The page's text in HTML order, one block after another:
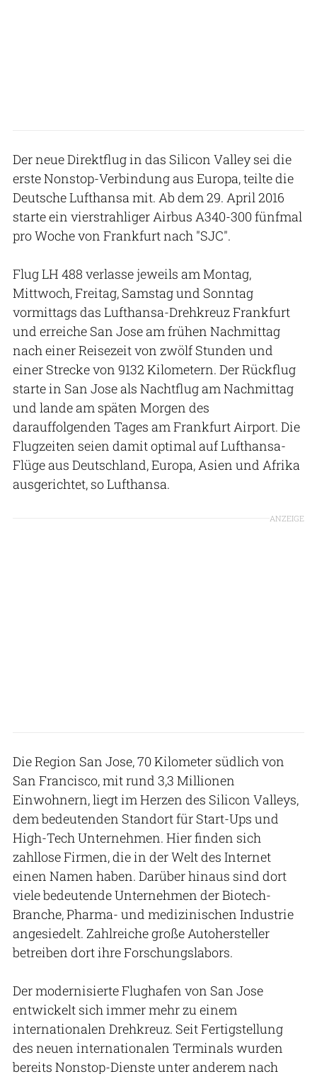
Der neue Direktflug in das Silicon Valley sei die
erste Nonstop-Verbindung aus Europa, teilte die
Deutsche Lufthansa mit. Ab dem 29. April 2016
starte ein vierstrahliger Airbus A340-300 fünfmal
pro Woche von Frankfurt nach "SJC".
Flug LH 488 verlasse jeweils am Montag,
Mittwoch, Freitag, Samstag und Sonntag
vormittags das Lufthansa-Drehkreuz Frankfurt
und erreiche San Jose am frühen Nachmittag
nach einer Reisezeit von zwölf Stunden und
einer Strecke von 9132 Kilometern. Der Rückflug
starte in San Jose als Nachtflug am Nachmittag
und lande am späten Morgen des
darauffolgenden Tages am Frankfurt Airport. Die
Flugzeiten seien damit optimal auf Lufthansa-
Flüge aus Deutschland, Europa, Asien und Afrika
ausgerichtet, so Lufthansa.
ANZEIGE
Die Region San Jose, 70 Kilometer südlich von
San Francisco, mit rund 3,3 Millionen
Einwohnern, liegt im Herzen des Silicon Valleys,
dem bedeutenden Standort für Start-Ups und
High-Tech Unternehmen. Hier finden sich
zahllose Firmen, die in der Welt des Internet
einen Namen haben. Darüber hinaus sind dort
viele bedeutende Unternehmen der Biotech-
Branche, Pharma- und medizinischen Industrie
angesiedelt. Zahlreiche große Autohersteller
betreiben dort ihre Forschungslabors.
Der modernisierte Flughafen von San Jose
entwickelt sich immer mehr zu einem
internationalen Drehkreuz. Seit Fertigstellung
des neuen internationalen Terminals wurden
bereits Nonstop-Dienste unter anderem nach